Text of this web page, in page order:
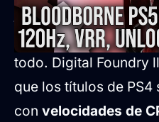
juegos de PS4, pero
que nunca
todo. Digital Foundry
que los títulos de PS4
con velocidades de